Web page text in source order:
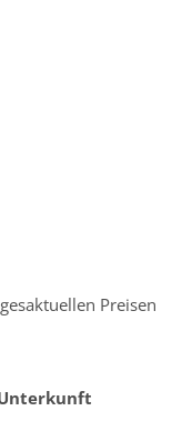
Preisen